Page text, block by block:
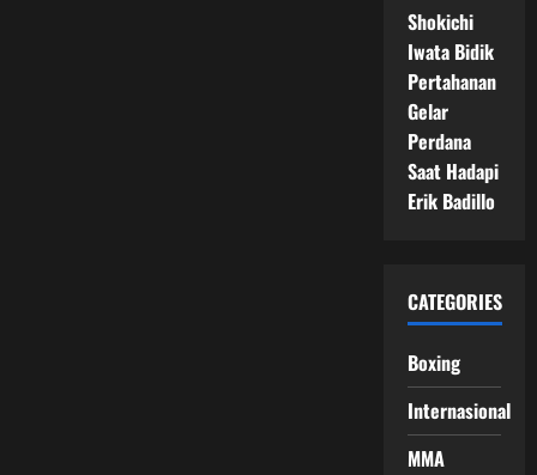
Shokichi
Iwata Bidik
Pertahanan
Gelar
Perdana
Saat Hadapi
Erik Badillo
CATEGORIES
Boxing
Internasional
MMA